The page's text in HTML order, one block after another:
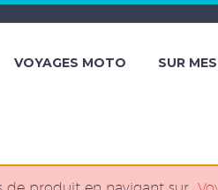
VOYAGES MOTO SUR